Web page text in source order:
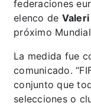
federaciones
elenco de
próximo
La medida fue
comunicado.
conjunto que
selecciones o